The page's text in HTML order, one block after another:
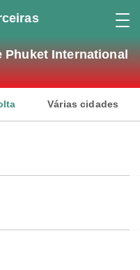
Phuket International
Várias cidades